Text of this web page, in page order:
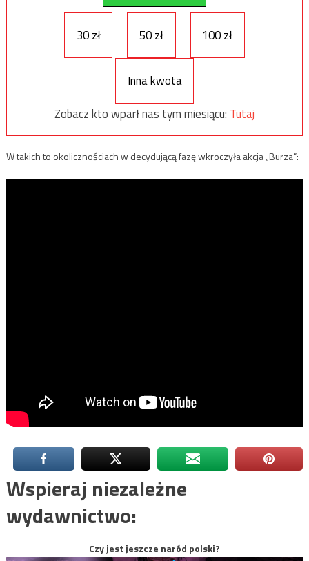
30 zł 50 zł 100 zł
Inna kwota
Zobacz kto wparł nas tym miesiącu: Tutaj
W takich to okolicznościach w decydującą fazę wkroczyła akcja „Burza”:
Wspieraj niezależne
wydawnictwo:
Czy jest jeszcze naród polski?